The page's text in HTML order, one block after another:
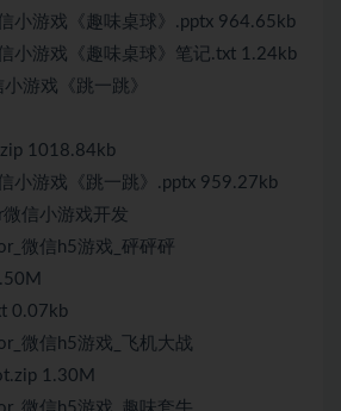
小游戏《趣味桌球》.pptx 964.65kb
小游戏《趣味桌球》笔记.txt 1.24kb
游戏《跳一跳》
1018.84kb
小游戏《跳一跳》.pptx 959.27kb
信小游戏开发
微信h5游戏_砰砰砰
0.07kb
微信h5游戏_飞机大战
1.30M